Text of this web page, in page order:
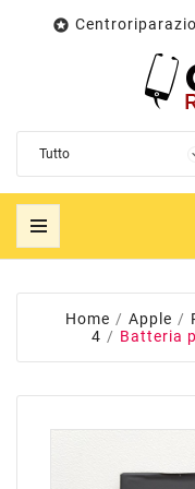

Home Apple
4
Batteria